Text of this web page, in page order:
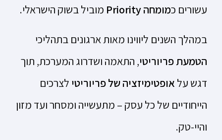
עשורים כמומחה Priority מוביל בשוק הישראלי.
במהלך השנים ליווינו מאות ארגונים בתהליכי
הטמעת פריוריטי, התאמה ושדרוג המערכת, תוך
דגש על אופטימיזציה של פריוריטי לצרכים
הייחודיים של כל עסק – מתעשייה ומסחר ועד מזון
והיי-טק.